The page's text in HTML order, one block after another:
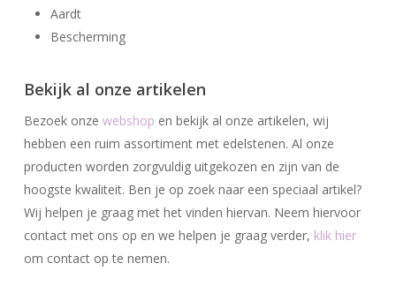
Aardt
Bescherming
Bekijk al onze artikelen
Bezoek onze webshop en bekijk al onze artikelen, wij
hebben een ruim assortiment met edelstenen. Al onze
producten worden zorgvuldig uitgekozen en zijn van de
hoogste kwaliteit. Ben je op zoek naar een speciaal artikel?
Wij helpen je graag met het vinden hiervan. Neem hiervoor
contact met ons op en we helpen je graag verder, klik hier
om contact op te nemen.